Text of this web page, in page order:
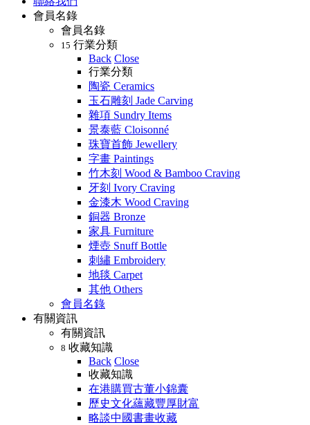
會員名錄
會員名錄
15 行業分類
Back Close
行業分類
陶瓷 Ceramics
玉石雕刻 Jade Carving
雜項 Sundry Items
景泰藍 Cloisonné
珠寶首飾 Jewellery
字畫 Paintings
竹木刻 Wood & Bamboo Craving
牙刻 Ivory Craving
金漆木 Wood Craving
銅器 Bronze
家具 Furniture
煙壺 Snuff Bottle
刺繡 Embroidery
地毯 Carpet
其他 Others
會員名錄
有關資訊
有關資訊
8 收藏知識
Back Close
收藏知識
在港購買古董小錦囊
歷史文化蘊藏豐厚財富
略談中國書畫收藏